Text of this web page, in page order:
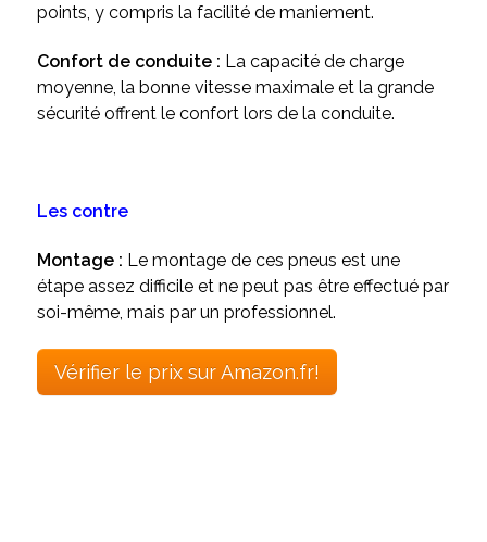
points, y compris la facilité de maniement.
Confort de conduite : La capacité de charge
moyenne, la bonne vitesse maximale et la grande
sécurité offrent le confort lors de la conduite.
Les contre
Montage : Le montage de ces pneus est une
étape assez difficile et ne peut pas être effectué par
soi-même, mais par un professionnel.
Vérifier le prix sur Amazon.fr!